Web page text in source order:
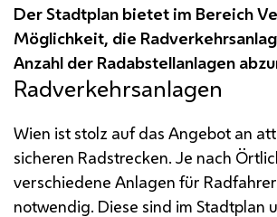
Der Stadtplan bietet im Bereich
Möglichkeit, die
Anzahl der Radabstellanlagen
Radverkehrsanlagen
Wien ist stolz auf das Angebot an
sicheren Radstrecken. Je nach
verschiedene Anlagen für
notwendig. Diese sind im Stadtplan